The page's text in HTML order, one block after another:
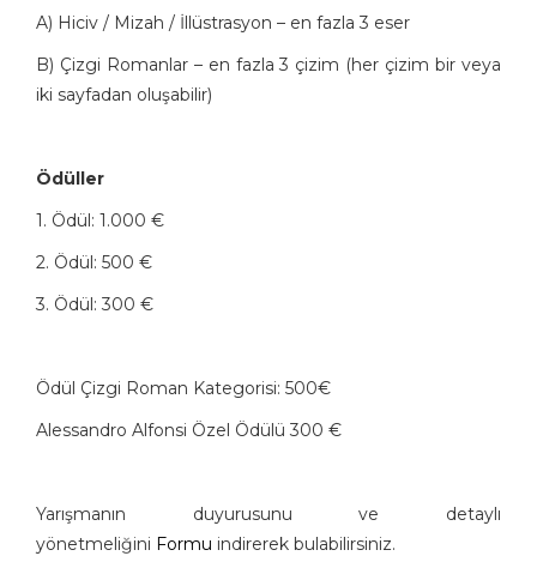
A) Hiciv / Mizah / İllüstrasyon – en fazla 3 eser
B) Çizgi Romanlar – en fazla 3 çizim (her çizim bir veya
iki sayfadan oluşabilir)
Ödüller
1. Ödül: 1.000 €
2. Ödül: 500 €
3. Ödül: 300 €
Ödül Çizgi Roman Kategorisi: 500€
Alessandro Alfonsi Özel Ödülü 300 €
Yarışmanın duyurusunu ve detaylı
yönetmeliğini Formu indirerek bulabilirsiniz.